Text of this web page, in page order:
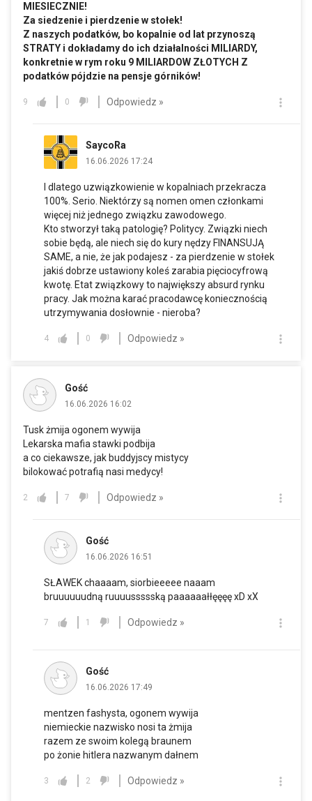
MIESIECZNIE!
Za siedzenie i pierdzenie w stołek!
Z naszych podatków, bo kopalnie od lat przynoszą
STRATY i dokładamy do ich działalności MILIARDY,
konkretnie w rym roku 9 MILIARDOW ZŁOTYCH Z
podatków pójdzie na pensje górników!
9 0 Odpowiedz »
SaycoRa
16.06.2026 17:24
I dlatego uzwiązkowienie w kopalniach przekracza
100%. Serio. Niektórzy są nomen omen członkami
więcej niż jednego związku zawodowego.
Kto stworzył taką patologię? Politycy. Związki niech
sobie będą, ale niech się do kury nędzy FINANSUJĄ
SAME, a nie, że jak podajesz - za pierdzenie w stołek
jakiś dobrze ustawiony koleś zarabia pięciocyfrową
kwotę. Etat związkowy to największy absurd rynku
pracy. Jak można karać pracodawcę koniecznością
utrzymywania dosłownie - nieroba?
4 0 Odpowiedz »
Gość
16.06.2026 16:02
Tusk żmija ogonem wywija
Lekarska mafia stawki podbija
a co ciekawsze, jak buddyjscy mistycy
bilokować potrafią nasi medycy!
2 7 Odpowiedz »
Gość
16.06.2026 16:51
SŁAWEK chaaaam, siorbieeeee naaam
bruuuuuudną ruuuussssską paaaaaałłęęęę xD xX
7 1 Odpowiedz »
Gość
16.06.2026 17:49
mentzen fashysta, ogonem wywija
niemieckie nazwisko nosi ta żmija
razem ze swoim kolegą braunem
po żonie hitlera nazwanym dałnem
3 2 Odpowiedz »